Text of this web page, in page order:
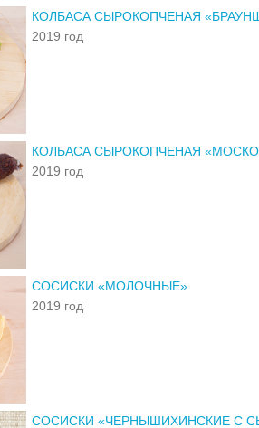
КОЛБАСА СЫРОКОПЧЕНАЯ
2019 год
КОЛБАСА СЫРОКОПЧЕНАЯ
2019 год
СОСИСКИ «МОЛОЧНЫЕ»
2019 год
СОСИСКИ «ЧЕРНЫШИХИНСКИЕ С